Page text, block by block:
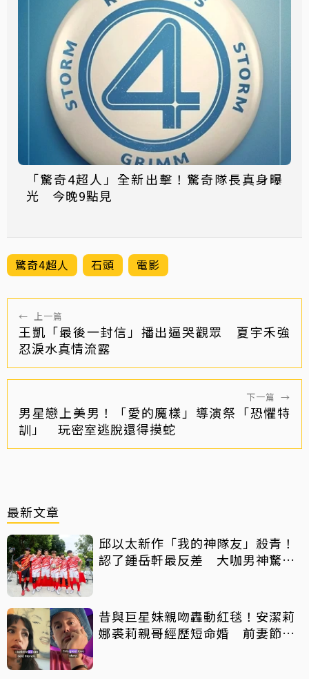
「驚奇4超人」全新出擊！驚奇隊長真身曝
光 今晚9點見
驚奇4超人 石頭 電影
← 上一篇
王凱「最後一封信」播出逼哭觀眾 夏宇禾強
忍淚水真情流露
下一篇 →
男星戀上美男！「愛的魔樣」導演祭「恐懼特
訓」 玩密室逃脫還得摸蛇
最新文章
邱以太新作「我的神隊友」殺青！
認了鍾岳軒最反差 大咖男神驚喜
昔與巨星妹親吻轟動紅毯！安潔莉
娜裘莉親哥經歷短命婚 前妻節目